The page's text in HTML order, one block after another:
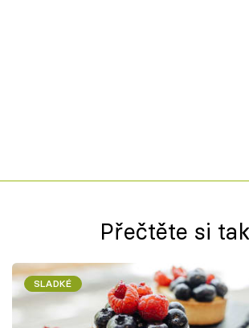
Přečtěte si
SLADKÉ